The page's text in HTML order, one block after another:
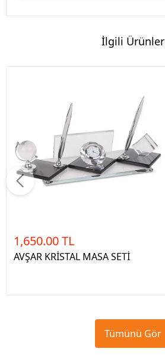
İlgili Ürünler
1,650.00 TL
AVŞAR KRİSTAL MASA SETİ
Tümünü Gör